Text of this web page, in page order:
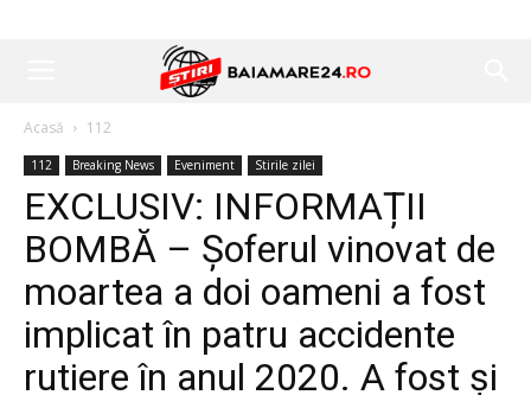
Acasă 112
112 Breaking News Eveniment Stirile zilei
EXCLUSIV: INFORMAȚII
BOMBĂ – Șoferul vinovat de
moartea a doi oameni a fost
implicat în patru accidente
rutiere în anul 2020. A fost și